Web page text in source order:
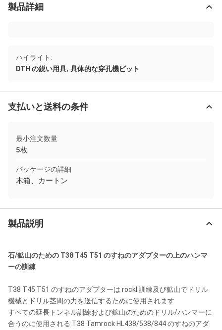
製品詳細
ハイライト:
DTH の鋭い用具, 具体的な穿孔機ビット
支払いと送料の条件
最小注文数量
5枚
パッケージの詳細
木箱、カートン
製品説明
石/鉱山のための T38 T45 T51 のすねのアダプターの上のハンマ
ーの訓練
T38 T45 T51 のすねのアダプターは rockl 訓練及び鉱山でドリル
機械とドリル茎間の力を送信するために使用されます
すべての延長トンネル訓練および鉱山のためのドリル/ハンマーに
合うのに使用される T38 Tamrock HL438/538/844 のすねのアダ